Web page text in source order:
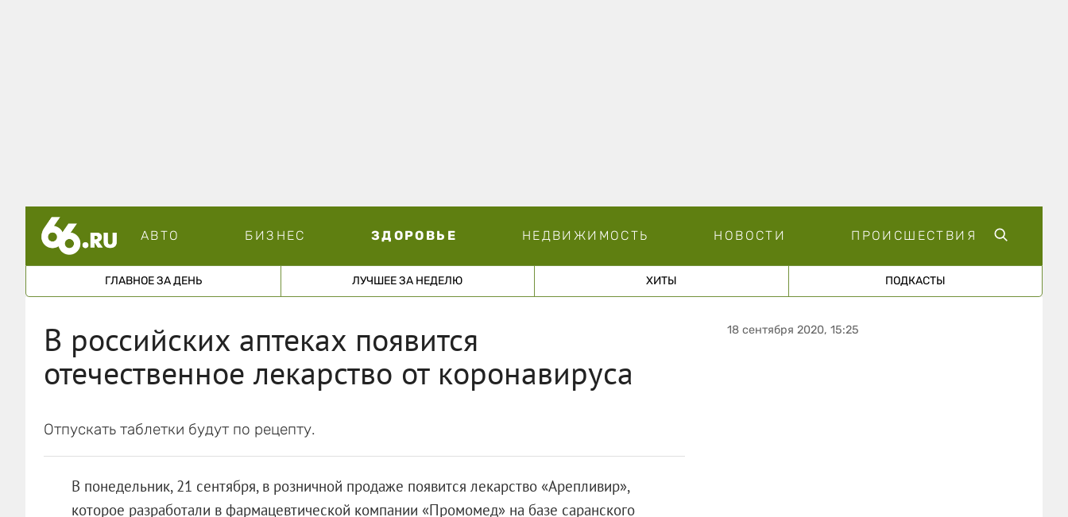
АВТО БИЗНЕС ЗДОРОВЬЕ НЕДВИЖИМОСТЬ НОВОСТИ ПРОИСШЕСТВИЯ
ГЛАВНОЕ ЗА ДЕНЬ ЛУЧШЕЕ ЗА НЕДЕЛЮ ХИТЫ ПОДКАСТЫ
В российских аптеках появится
отечественное лекарство от коронавируса
Отпускать таблетки будут по рецепту.
В понедельник, 21 сентября, в розничной продаже появится лекарство «Арепливир»,
которое разработали в фармацевтической компании «Промомед» на базе саранского
18 сентября 2020, 15:25